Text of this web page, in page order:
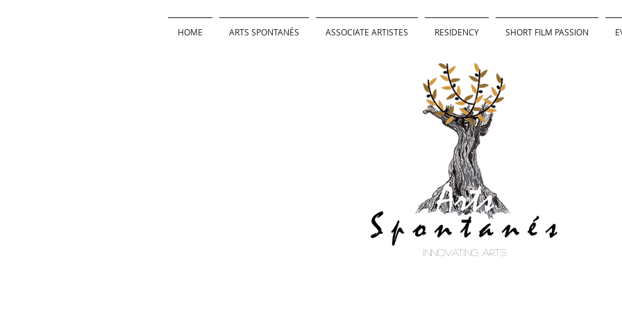
HOME ARTS SPONTANÉS ASSOCIATE ARTISTES RESIDENCY SHORT FILM PASSION
innovating arts